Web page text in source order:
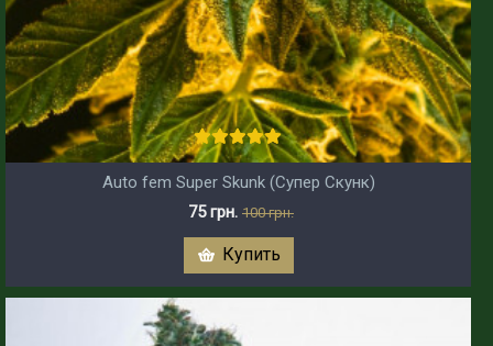
Auto fem Super Skunk (Супер Скунк)
75 грн. 100 грн.
Купить